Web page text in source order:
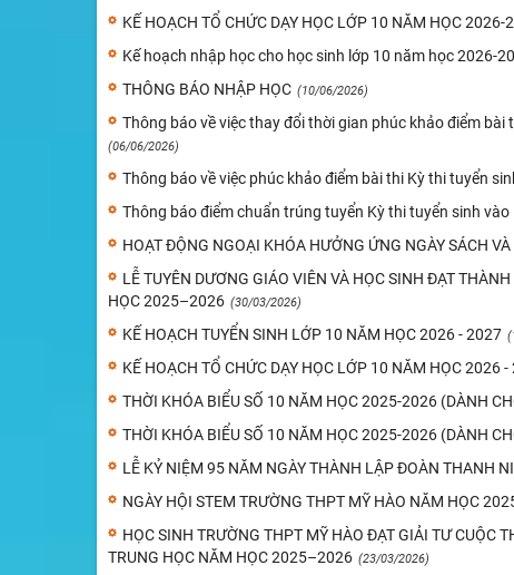
KẾ HOẠCH TỔ CHỨC DẠY HỌC LỚP 10 NĂM HỌC 2026-
Kế hoạch nhập học cho học sinh lớp 10 năm học 2026-
THÔNG BÁO NHẬP HỌC (10/06/2026)
Thông báo về việc thay đổi thời gian phúc khảo điểm
(06/06/2026)
Thông báo về việc phúc khảo điểm bài thi Kỳ thi tuyển
Thông báo điểm chuẩn trúng tuyển Kỳ thi tuyển sinh
HOẠT ĐỘNG NGOẠI KHÓA HƯỞNG ỨNG NGÀY SÁCH
LỄ TUYÊN DƯƠNG GIÁO VIÊN VÀ HỌC SINH ĐẠT
HỌC 2025–2026 (30/03/2026)
KẾ HOẠCH TUYỂN SINH LỚP 10 NĂM HỌC 2026 - 2027
KẾ HOẠCH TỔ CHỨC DẠY HỌC LỚP 10 NĂM HỌC 2026
THỜI KHÓA BIỂU SỐ 10 NĂM HỌC 2025-2026 (DÀNH
THỜI KHÓA BIỂU SỐ 10 NĂM HỌC 2025-2026 (DÀNH
LỄ KỶ NIỆM 95 NĂM NGÀY THÀNH LẬP ĐOÀN
NGÀY HỘI STEM TRƯỜNG THPT MỸ HÀO NĂM HỌC
HỌC SINH TRƯỜNG THPT MỸ HÀO ĐẠT GIẢI TƯ CUỘC
TRUNG HỌC NĂM HỌC 2025–2026 (23/03/2026)